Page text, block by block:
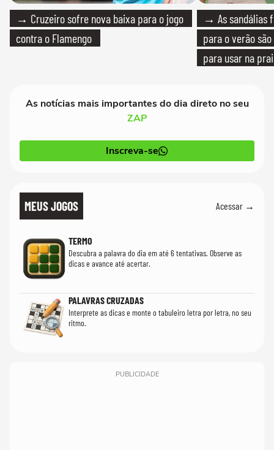
→ Cruzeiro sofre nova baixa para o jogo
contra o Flamengo
→ As sandálias
para o verão
para usar na
As notícias mais importantes do dia direto no seu
ZAP
Inscreva-se
MEUS JOGOS Acessar →
TERMO
Descubra a palavra do dia em até 6 tentativas. Observe as
dicas e avance até acertar.
PALAVRAS CRUZADAS
Interprete as dicas e monte o tabuleiro letra por letra, no seu
ritmo.
PUBLICIDADE